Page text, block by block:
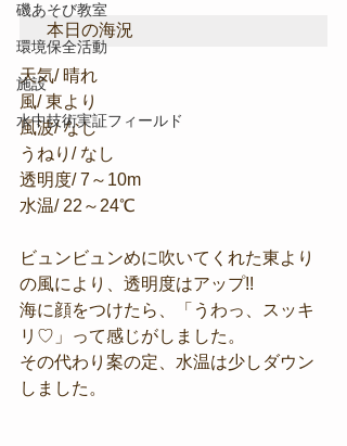
磯あそび教室
環境保全活動
施設
水中技術実証フィールド
本日の海況
天気/ 晴れ
風/ 東より
風波/ なし
うねり/ なし
透明度/ 7～10m
水温/ 22～24℃
ビュンビュンめに吹いてくれた東より
の風により、透明度はアップ!!
海に顔をつけたら、「うわっ、スッキ
リ♡」って感じがしました。
その代わり案の定、水温は少しダウン
しました。